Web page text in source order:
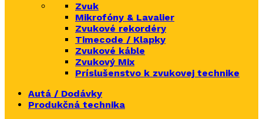
Zvuk
Mikrofóny & Lavalier
Zvukové rekordéry
Timecode / Klapky
Zvukové káble
Zvukový Mix
Príslušenstvo k zvukovej technike
Autá / Dodávky
Produkčná technika